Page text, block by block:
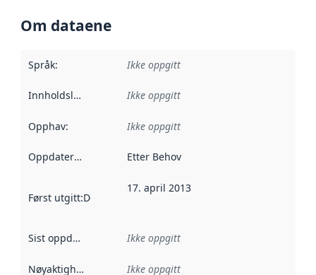
Om dataene
Språk: Ikke oppgitt
Innholdsleverandører :
Ikke oppgitt
Opphav: Ikke oppgitt
Oppdateringsfrekvens :
Etter Behov
Først utgitt:Denne datoen sier når dataene i dette
17. april 2013
Sist oppdatert Ikke oppgitt
Nøyaktighet Ikke oppgitt